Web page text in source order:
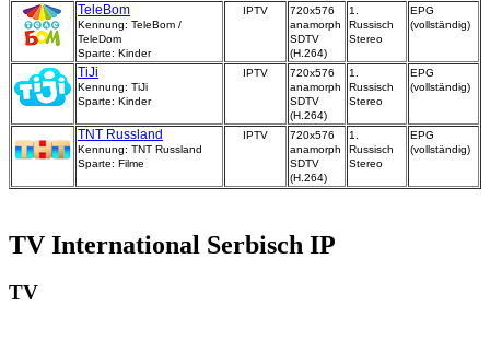
TeleBom
Kennung: TeleBom /
TeleDom
Sparte: Kinder
IPTV
720x576
anamorph
SDTV
(H.264)
1.
Russisch
Stereo
EPG
(vollständig)
TiJi
Kennung: TiJi
Sparte: Kinder
IPTV
720x576
anamorph
SDTV
(H.264)
1.
Russisch
Stereo
EPG
(vollständig)
TNT Russland
Kennung: TNT Russland
Sparte: Filme
IPTV
720x576
anamorph
SDTV
(H.264)
1.
Russisch
Stereo
EPG
(vollständig)
TV International Serbisch IP
TV